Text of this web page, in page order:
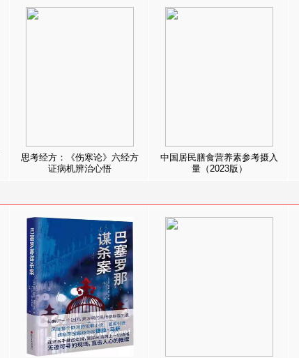
思考经方：《伤寒论》六经方
证病机辨治心悟
中国居民膳食营养素参考摄入
量（2023版）